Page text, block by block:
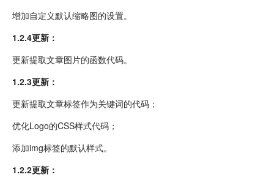
增加自定义默认缩略图的设置。
1.2.4更新：
更新提取文章图片的函数代码。
1.2.3更新：
更新提取文章标签作为关键词的代码；
优化Logo的CSS样式代码；
添加img标签的默认样式。
1.2.2更新：